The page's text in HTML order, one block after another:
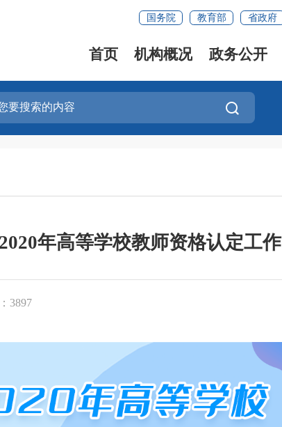
国务院 教育部 省政府
首页 机构概况 政务公开
年高等学校教师资格认定工作
3897